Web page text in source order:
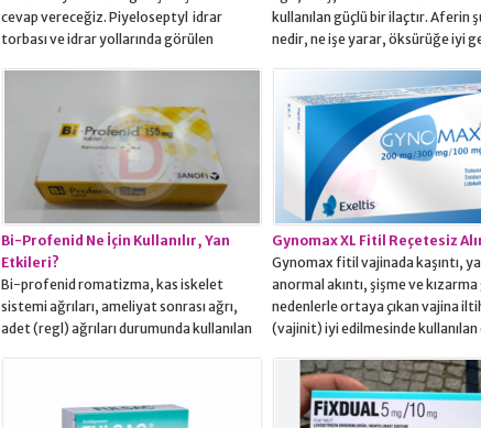
cevap vereceğiz. Piyeloseptyl idrar
torbası ve idrar yollarında görülen
tabletlik mavi-beyaz kutularda
eczanelerde satılmaktadır.Etken maddesi
nitrofurantoin isimli yapıdır. Ağız yoluyla
günde iki kez kullanılması önerilir. Üç
aydan büyük...
kullanılan güçlü bir ilaçtır. Aferin
nedir, ne işe yarar, öksürüğe iyi
Şurup Öksürük Keser Mi? Direk
öksürük şurubu değildir ama
kesmeye yarayan bir ilaçtır.
soğuk algınlığı durumları ile
öksürük durumunu...
Bi-Profenid Ne İçin Kullanılır, Yan
Etkileri?
Bi-profenid romatizma, kas iskelet
sistemi ağrıları, ameliyat sonrası ağrı,
adet (regl) ağrıları durumunda kullanılan
yazımızda.Bi-Profenid Nedir?
Gynomax XL Fitil Reçetesiz
Gynomax fitil vajinada kaşıntı,
anormal akıntı, şişme ve kızarma
nedenlerle ortaya çıkan vajina
(vajinit) iyi edilmesinde
fiyatı, muadili hakkında cevaplar
yazımızda. Gynomax Fitil Nedir?
kaşıntı, yanma, anormal akıntı,